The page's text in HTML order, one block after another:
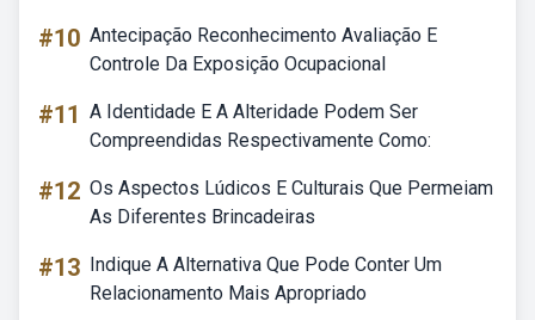
#10 Antecipação Reconhecimento Avaliação E
Controle Da Exposição Ocupacional
#11 A Identidade E A Alteridade Podem Ser
Compreendidas Respectivamente Como:
#12 Os Aspectos Lúdicos E Culturais Que Permeiam
As Diferentes Brincadeiras
#13 Indique A Alternativa Que Pode Conter Um
Relacionamento Mais Apropriado